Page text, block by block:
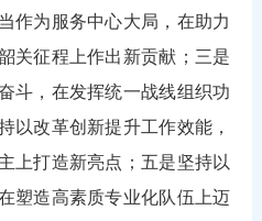
作为服务中心大局，在助力
关征程上作出新贡献；三是
斗，在发挥统一战线组织功
以改革创新提升工作效能，
上打造新亮点；五是坚持以
塑造高素质专业化队伍上迈